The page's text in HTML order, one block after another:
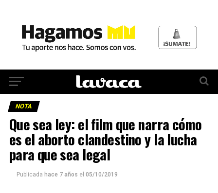
NOTA
Que sea ley: el film que narra cómo
es el aborto clandestino y la lucha
para que sea legal
Publicada hace 7 años el 05/10/2019